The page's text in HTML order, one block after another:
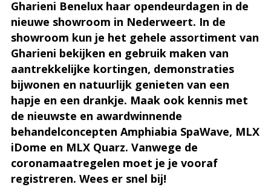
Gharieni Benelux haar opendeurdagen in de
nieuwe showroom in Nederweert. In de
showroom kun je het gehele assortiment van
Gharieni bekijken en gebruik maken van
aantrekkelijke kortingen, demonstraties
bijwonen en natuurlijk genieten van een
hapje en een drankje. Maak ook kennis met
de nieuwste en awardwinnende
behandelconcepten Amphiabia SpaWave, MLX
iDome en MLX Quarz. Vanwege de
coronamaatregelen moet je je vooraf
registreren. Wees er snel bij!